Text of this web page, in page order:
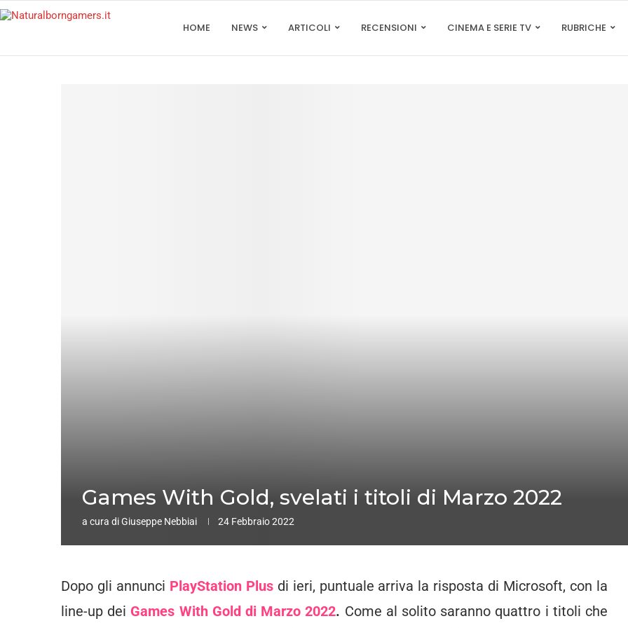
HOME NEWS ARTICOLI RECENSIONI CINEMA E SERIE TV RUBRICHE
Games With Gold, svelati i titoli di Marzo 2022
a cura diGiuseppe Nebbiai 24 Febbraio 2022
Dopo gli annunci PlayStation Plus di ieri, puntuale arriva la risposta di Microsoft, con la
line-up dei Games With Gold di Marzo 2022. Come al solito saranno quattro i titoli che